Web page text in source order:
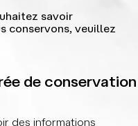
savoir
conservons, veuillez
de conservation
des informations